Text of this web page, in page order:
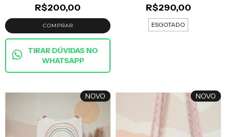
R$200,00
TIRAR DÚVIDAS NO
WHATSAPP
R$290,00
ESGOTADO
NOVO NOVO